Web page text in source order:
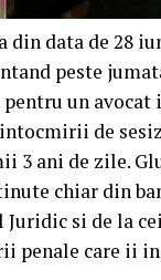
din data de 28
peste
un avocat
de
ani de zile.
chiar din
si de la
penale care ii